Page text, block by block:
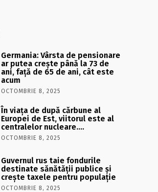
Germania: Vârsta de pensionare
ar putea crește până la 73 de
ani, față de 65 de ani, cât este
acum
OCTOMBRIE 8, 2025
În viaţa de după cărbune al
Europei de Est, viitorul este al
centralelor nucleare….
OCTOMBRIE 8, 2025
Guvernul rus taie fondurile
destinate sănătății publice și
crește taxele pentru populație
OCTOMBRIE 8, 2025